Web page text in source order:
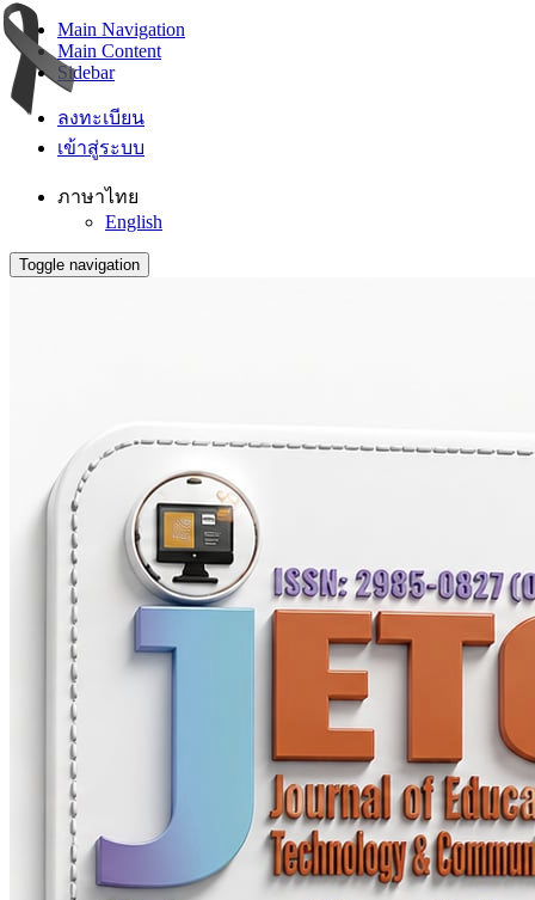
Main Navigation
Main Content
Sidebar
ลงทะเบียน
เข้าสู่ระบบ
ภาษาไทย
English
Toggle navigation